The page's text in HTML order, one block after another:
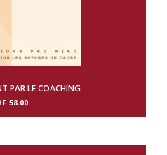
PAR LE COACHING
58.00